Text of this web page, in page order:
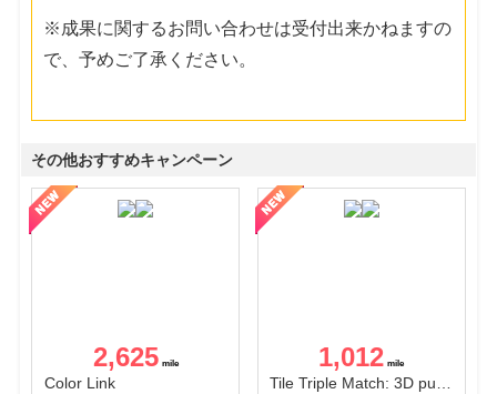
※成果に関するお問い合わせは受付出来かねますの
で、予めご了承ください。
その他おすすめキャンペーン
2,625
Color Link
1,012
Tile Triple Match: 3D puzzle